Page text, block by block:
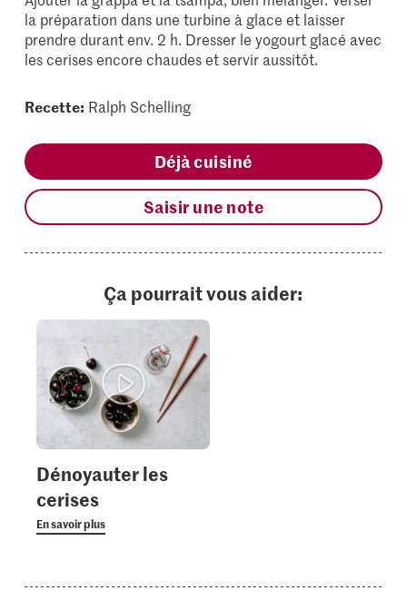
la préparation dans une turbine à glace et laisser
prendre durant env. 2 h. Dresser le yogourt glacé avec
les cerises encore chaudes et servir aussitôt.
Recette: Ralph Schelling
Déjà cuisiné
Saisir une note
Ça pourrait vous aider:
Dénoyauter les
cerises
En savoir plus